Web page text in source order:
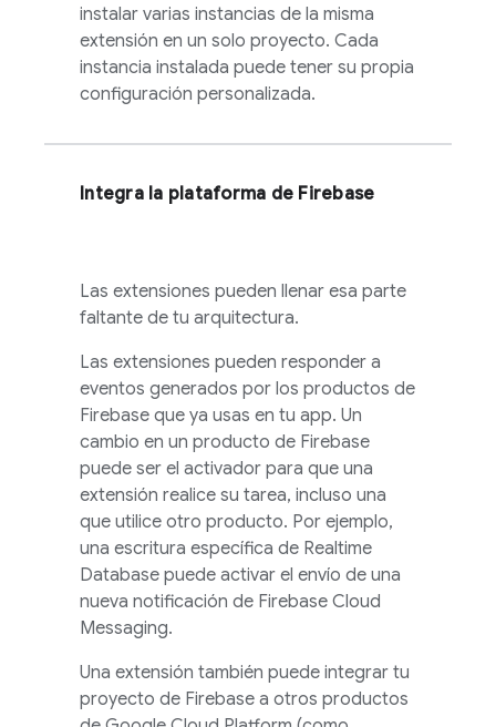
instalar varias instancias de la misma
extensión en un solo proyecto. Cada
instancia instalada puede tener su propia
configuración personalizada.
Integra la plataforma de Firebase
Las extensiones pueden llenar esa parte
faltante de tu arquitectura.
Las extensiones pueden responder a
eventos generados por los productos de
Firebase que ya usas en tu app. Un
cambio en un producto de Firebase
puede ser el activador para que una
extensión realice su tarea, incluso una
que utilice otro producto. Por ejemplo,
una escritura específica de Realtime
Database puede activar el envío de una
nueva notificación de Firebase Cloud
Messaging.
Una extensión también puede integrar tu
proyecto de Firebase a otros productos